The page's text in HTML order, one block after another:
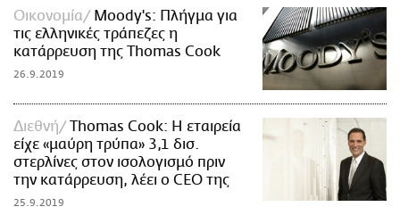
Οικονομία
Moody's: Πλήγμα για
τις ελληνικές τράπεζες η
κατάρρευση της Thomas Cook
26.9.2019
Διεθνή
Thomas Cook: H εταιρεία
είχε «μαύρη τρύπα» 3,1 δισ.
στερλίνες στον ισολογισμό πριν
την κατάρρευση, λέει ο CEO της
25.9.2019